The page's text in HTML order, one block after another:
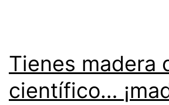
Tienes madera
científico…